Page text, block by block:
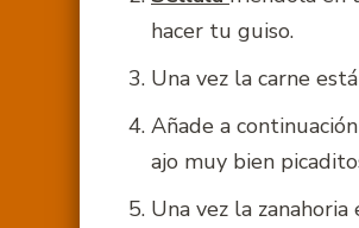
hacer tu guiso.
Una vez la carne
Añade a
ajo muy bien
Una vez la